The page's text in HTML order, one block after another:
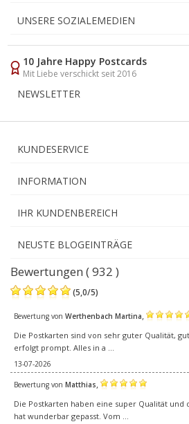
UNSERE SOZIALEMEDIEN
10 Jahre Happy Postcards
Mit Liebe verschickt seit 2016
NEWSLETTER
KUNDESERVICE
INFORMATION
IHR KUNDENBEREICH
NEUSTE BLOGEINTRÄGE
Bewertungen ( 932 )
(5,0/5)
Bewertung von Werthenbach Martina,
Die Postkarten sind von sehr guter Qualität,
erfolgt prompt. Alles in a ...
13-07-2026
Bewertung von Matthias,
Die Postkarten haben eine super Qualität und
hat wunderbar gepasst. Vom ...